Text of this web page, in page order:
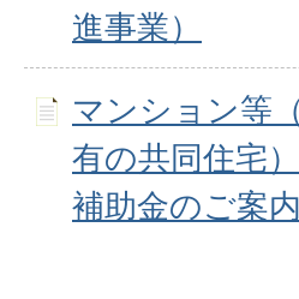
進事業）
マンション等
有の共同住宅
補助金のご案内